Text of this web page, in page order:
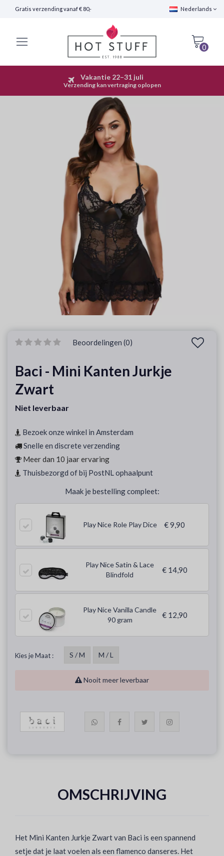
Gratis verzending vanaf € 80,- Nederlands
0
Snelle Verzending (24 uur)
Vakantie 22–31 juli
Verzending kan vertraging oplopen
Beoordelingen (0)
Baci - Mini Kanten Jurkje
Zwart
Niet leverbaar
Bezoek onze winkel in Amsterdam
Snelle en discrete verzending
Meer dan 10 jaar ervaring
Thuisbezorgd of bij PostNL ophaalpunt
Maak je bestelling compleet:
Play Nice Role Play Dice € 9,90
Play Nice Satin & Lace
Blindfold
€ 14,90
Play Nice Vanilla Candle
90 gram
€ 12,90
Kies je Maat : S / M M / L
Nooit meer leverbaar
OMSCHRIJVING
Het Mini Kanten Jurkje Zwart van Baci is een spannend
setje dat je laat voelen als een flamenco danseres. Het